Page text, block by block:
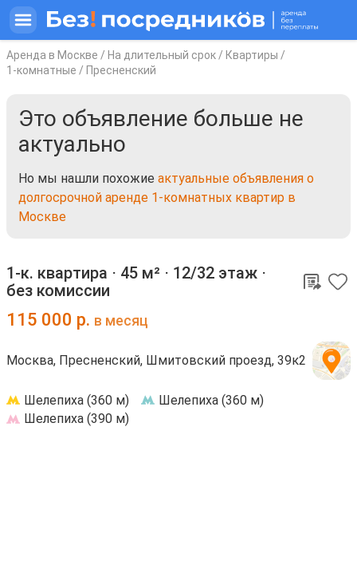
Аренда в Москве / На длительный срок / Квартиры /
1-комнатные / Пресненский
Это объявление больше не
актуально
Но мы нашли похожие актуальные объявления о
долгосрочной аренде 1-комнатных квартир в
Москве
1-к. квартира ⋅ 45 м² ⋅ 12/32 этаж ⋅
без комиссии
115 000 р. в месяц
Москва, Пресненский, Шмитовский проезд, 39к2
Шелепиха (360 м)
Шелепиха (360 м)
Шелепиха (390 м)